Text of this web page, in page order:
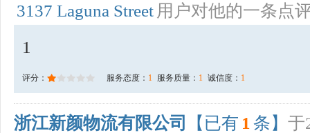
3137 Laguna Street 用户对他的一条点
1
评分： 服务态度： 1 服务质量： 1 诚信度： 1
浙江新颜物流有限公司 【已有 1 条】 于